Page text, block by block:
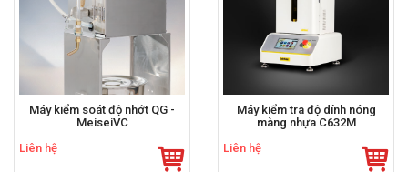
Máy kiểm soát độ nhớt QG -
MeiseiVC
Liên hệ
Máy kiểm tra độ dính nóng
màng nhựa C632M
Liên hệ